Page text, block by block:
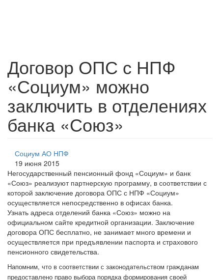
Договор ОПС с НПФ
«Социум» можно
заключить в отделениях
банка «Союз»
Социум АО НПФ
19 июня 2015
Негосударственный пенсионный фонд «Социум» и банк
«Союз» реализуют партнерскую программу, в соответствии с
которой заключение договора ОПС с НПФ «Социум»
осуществляется непосредственно в офисах банка.
Узнать адреса отделений банка «Союз» можно на
официальном сайте кредитной организации. Заключение
договора ОПС бесплатно, не занимает много времени и
осуществляется при предъявлении паспорта и страхового
пенсионного свидетельства.
Напомним, что в соответствии с законодательством гражданам
предоставлено право выбора порядка формирования своей